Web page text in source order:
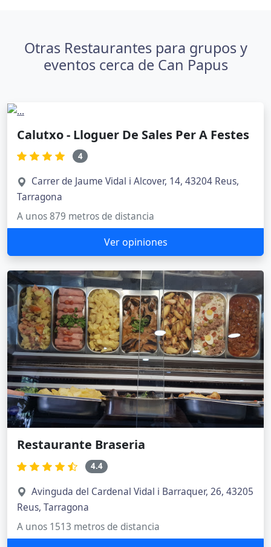
Otras Restaurantes para grupos y
eventos cerca de Can Papus
Calutxo - Lloguer De Sales Per A Festes
4
Carrer de Jaume Vidal i Alcover, 14, 43204 Reus,
Tarragona
A unos 879 metros de distancia
Ver opiniones
Restaurante Braseria
4.4
Avinguda del Cardenal Vidal i Barraquer, 26, 43205
Reus, Tarragona
A unos 1513 metros de distancia